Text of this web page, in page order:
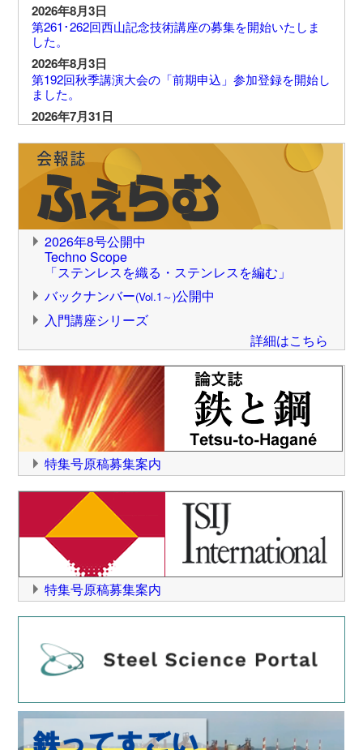
2026年8号公開中
Techno Scope
「ステンレスを織る・ステンレスを編む」
バックナンバー(Vol.1～)公開中
入門講座シリーズ
詳細はこちら
特集号原稿募集案内
特集号原稿募集案内
2026年8月3日
第261･262回西山記念技術講座の募集を開始いたしま
した。
2026年8月3日
第192回秋季講演大会の「前期申込」参加登録を開始し
ました。
2026年7月31日
員年会費 免除申請について
2026年7月30日
第192回秋季講演大会のプログラム(速報版)、日程表を
公開しました。
2026年7月6日
第36回鉄鋼研究振興助成（含む石原・浅田研究助成）
募集案内を掲載しました。
2026年7月6日
第6回（2027年度助成開始）鉄鋼カーボンニュートラ
ル研究助成募集案内を掲載しました。
2026年6月2日
鉄鋼工学セミナー「鉄鋼スラグ専科」の募集を開始し
2026年6月1日
第192回秋季講演大会講演申込み（一般講演、予告セッ
ション、討論会、共同セッション、学生ポスターセッ
ション）を開始しました。
2026年5月7日
第34回鉄鋼工学アドバンストセミナーの募集を開始い
たしました。
2026年4月20日
鉄鋼工学セミナー「強化機構専科」の募集を開始しま
した。
2026年4月13日
鉄鋼工学セミナー「凝固専科」の募集を開始しまし
た。
2026年4月1日
第77回白石記念講座の参加申込みを開始いたしまし
2026年4月1日
学部学生向け鉄鋼を知ろう！「最先端鉄鋼体験セミナ
2026年4月1日
2026年度修士学生向け「鉄鋼工学概論セミナー」の募
集を開始いたしました。